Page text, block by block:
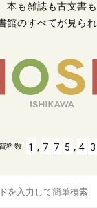
本も雑誌も古文書も
館のすべてが見ら
料数 1 , 7 7 5 , 4 3